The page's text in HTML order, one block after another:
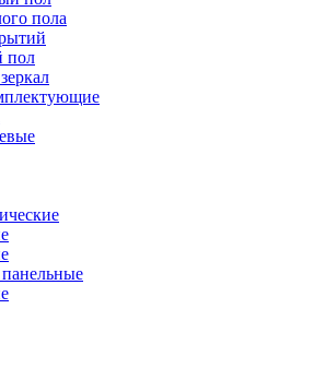
пола
пол